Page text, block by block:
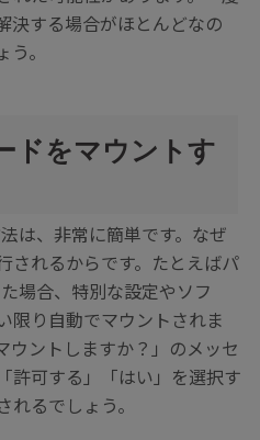
決する場合がほとんどなの
。
ドをマウントす
は、非常に簡単です。なぜ
されるからです。たとえばパ
場合、特別な設定やソフ
限り自動でマウントされま
ウントしますか？」のメッセ
許可する」「はい」を選択す
るでしょう。